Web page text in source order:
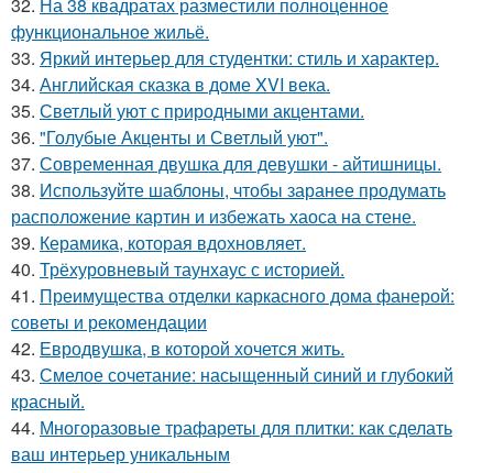
32. На 38 квадратах разместили полноценное
функциональное жильё.
33. Яркий интерьер для студентки: стиль и характер.
34. Английская сказка в доме XVI века.
35. Светлый уют с природными акцентами.
36. "Голубые Акценты и Светлый уют".
37. Современная двушка для девушки - айтишницы.
38. Используйте шаблоны, чтобы заранее продумать
расположение картин и избежать хаоса на стене.
39. Керамика, которая вдохновляет.
40. Трёхуровневый таунхаус с историей.
41. Преимущества отделки каркасного дома фанерой:
советы и рекомендации
42. Евродвушка, в которой хочется жить.
43. Смелое сочетание: насыщенный синий и глубокий
красный.
44. Многоразовые трафареты для плитки: как сделать
ваш интерьер уникальным